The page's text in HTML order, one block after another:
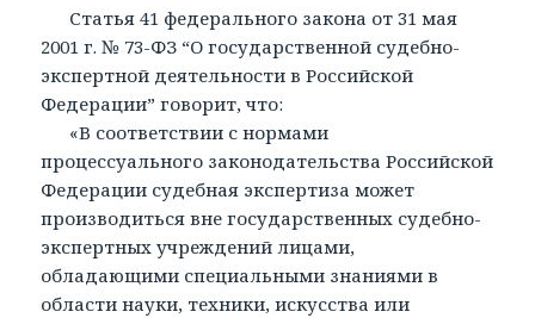
Статья 41 федерального закона от 31 мая
2001 г. № 73-ФЗ “О государственной судебно-
экспертной деятельности в Российской
Федерации” говорит, что:
«В соответствии с нормами
процессуального законодательства Российской
Федерации судебная экспертиза может
производиться вне государственных судебно-
экспертных учреждений лицами,
обладающими специальными знаниями в
области науки, техники, искусства или